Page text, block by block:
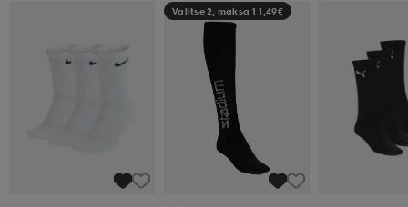
Valitse 2, maksa 11,49€